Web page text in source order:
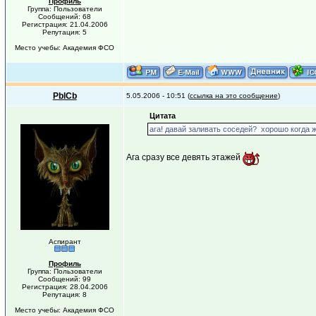
Группа: Пользователи
Сообщений: 68
Регистрация: 21.04.2006
Репутация: 5
Место учебы: Академия ФСО
PblCb 5.05.2006 - 10:51 (ссылка на это сообщение)
Аспирант
Профиль
Группа: Пользователи
Сообщений: 99
Регистрация: 28.04.2006
Репутация: 8
Место учебы: Академия ФСО
Цитата
ага! давай заливать соседей? хорошо когда
Ага сразу все девять этажей